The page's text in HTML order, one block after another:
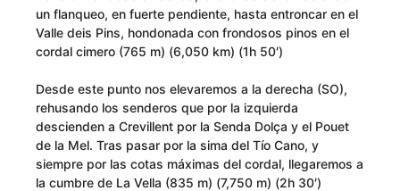
un flanqueo, en fuerte pendiente, hasta entroncar en el
Valle deis Pins, hondonada con frondosos pinos en el
cordal cimero (765 m) (6,050 km) (1h 50′)
Desde este punto nos elevaremos a la derecha (SO),
rehusando los senderos que por la izquierda
descienden a Crevillent por la Senda Dolça y el Pouet
de la Mel. Tras pasar por la sima del Tío Cano, y
siempre por las cotas máximas del cordal, llegaremos a
la cumbre de La Vella (835 m) (7,750 m) (2h 30′)